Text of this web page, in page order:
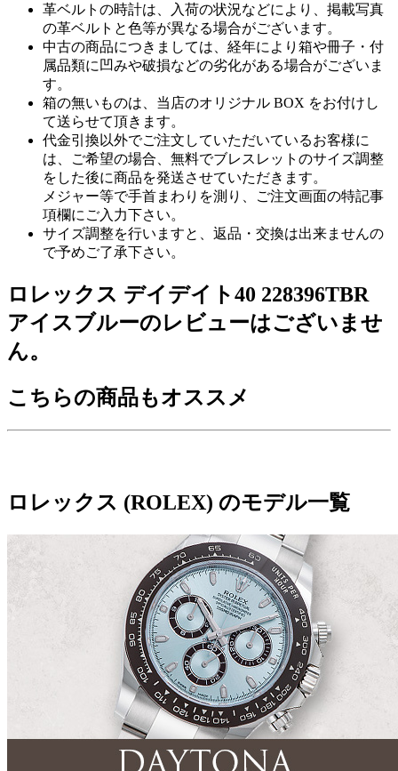
革ベルトの時計は、入荷の状況などにより、掲載写真
の革ベルトと色等が異なる場合がございます。
中古の商品につきましては、経年により箱や冊子・付
属品類に凹みや破損などの劣化がある場合がございま
す。
箱の無いものは、当店のオリジナル BOX をお付けし
て送らせて頂きます。
代金引換以外でご注文していただいているお客様に
は、ご希望の場合、無料でブレスレットのサイズ調整
をした後に商品を発送させていただきます。
メジャー等で手首まわりを測り、ご注文画面の特記事
項欄にご入力下さい。
サイズ調整を行いますと、返品・交換は出来ませんの
で予めご了承下さい。
ロレックス デイデイト40 228396TBR
アイスブルーのレビューはございませ
ん。
こちらの商品もオススメ
ロレックス (ROLEX) のモデル一覧